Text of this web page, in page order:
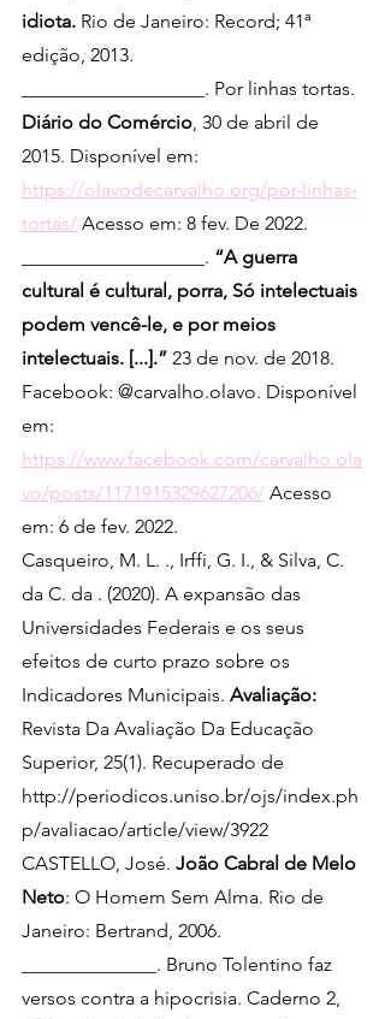
idiota. Rio de Janeiro: Record; 41ª
edição, 2013.
___________________. Por linhas tortas.
Diário do Comércio, 30 de abril de
2015. Disponível em:
https://olavodecarvalho.org/por-linhas-
tortas/ Acesso em: 8 fev. De 2022.
___________________. “A guerra
cultural é cultural, porra, Só intelectuais
podem vencê-le, e por meios
intelectuais. [...].” 23 de nov. de 2018.
Facebook: @carvalho.olavo. Disponível
em:
https://www.facebook.com/carvalho.ola
vo/posts/1171915329627206/ Acesso
em: 6 de fev. 2022.
Casqueiro, M. L. ., Irffi, G. I., & Silva, C.
da C. da . (2020). A expansão das
Universidades Federais e os seus
efeitos de curto prazo sobre os
Indicadores Municipais. Avaliação:
Revista Da Avaliação Da Educação
Superior, 25(1). Recuperado de
http://periodicos.uniso.br/ojs/index.ph
p/avaliacao/article/view/3922
CASTELLO, José. João Cabral de Melo
Neto: O Homem Sem Alma. Rio de
Janeiro: Bertrand, 2006.
______________. Bruno Tolentino faz
versos contra a hipocrisia. Caderno 2,